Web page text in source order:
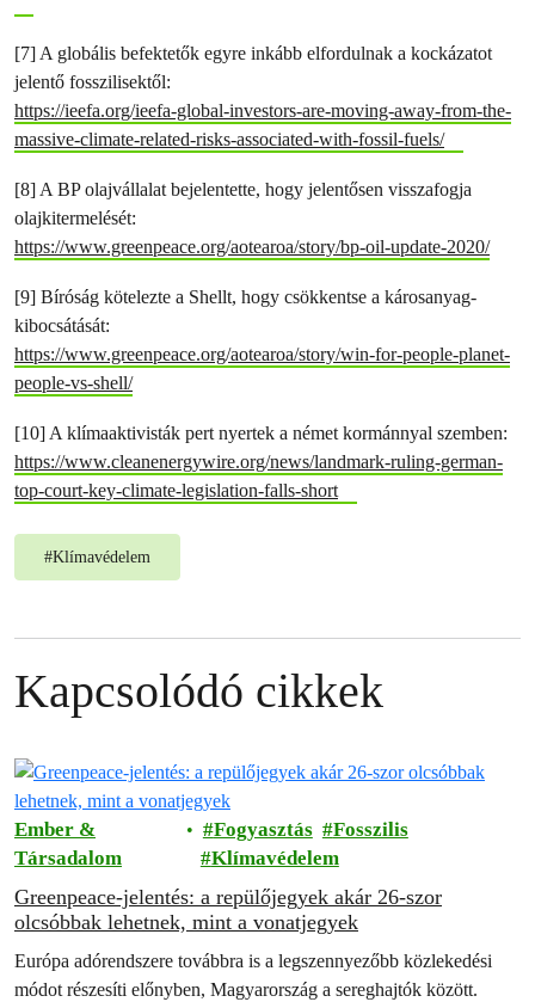
[7] A globális befektetők egyre inkább elfordulnak a kockázatot
jelentő fosszilisektől:
https://ieefa.org/ieefa-global-investors-are-moving-away-from-the-
massive-climate-related-risks-associated-with-fossil-fuels/
[8] A BP olajvállalat bejelentette, hogy jelentősen visszafogja
olajkitermelését:
https://www.greenpeace.org/aotearoa/story/bp-oil-update-2020/
[9] Bíróság kötelezte a Shellt, hogy csökkentse a károsanyag-
kibocsátását:
https://www.greenpeace.org/aotearoa/story/win-for-people-planet-
people-vs-shell/
[10] A klímaaktivisták pert nyertek a német kormánnyal szemben:
https://www.cleanenergywire.org/news/landmark-ruling-german-
top-court-key-climate-legislation-falls-short
#Klímavédelem
Kapcsolódó cikkek
Ember &
Társadalom
Fogyasztás
Fosszilis
Klímavédelem
Greenpeace-jelentés: a repülőjegyek akár 26-szor
olcsóbbak lehetnek, mint a vonatjegyek
Európa adórendszere továbbra is a legszennyezőbb közlekedési
módot részesíti előnyben, Magyarország a sereghajtók között.